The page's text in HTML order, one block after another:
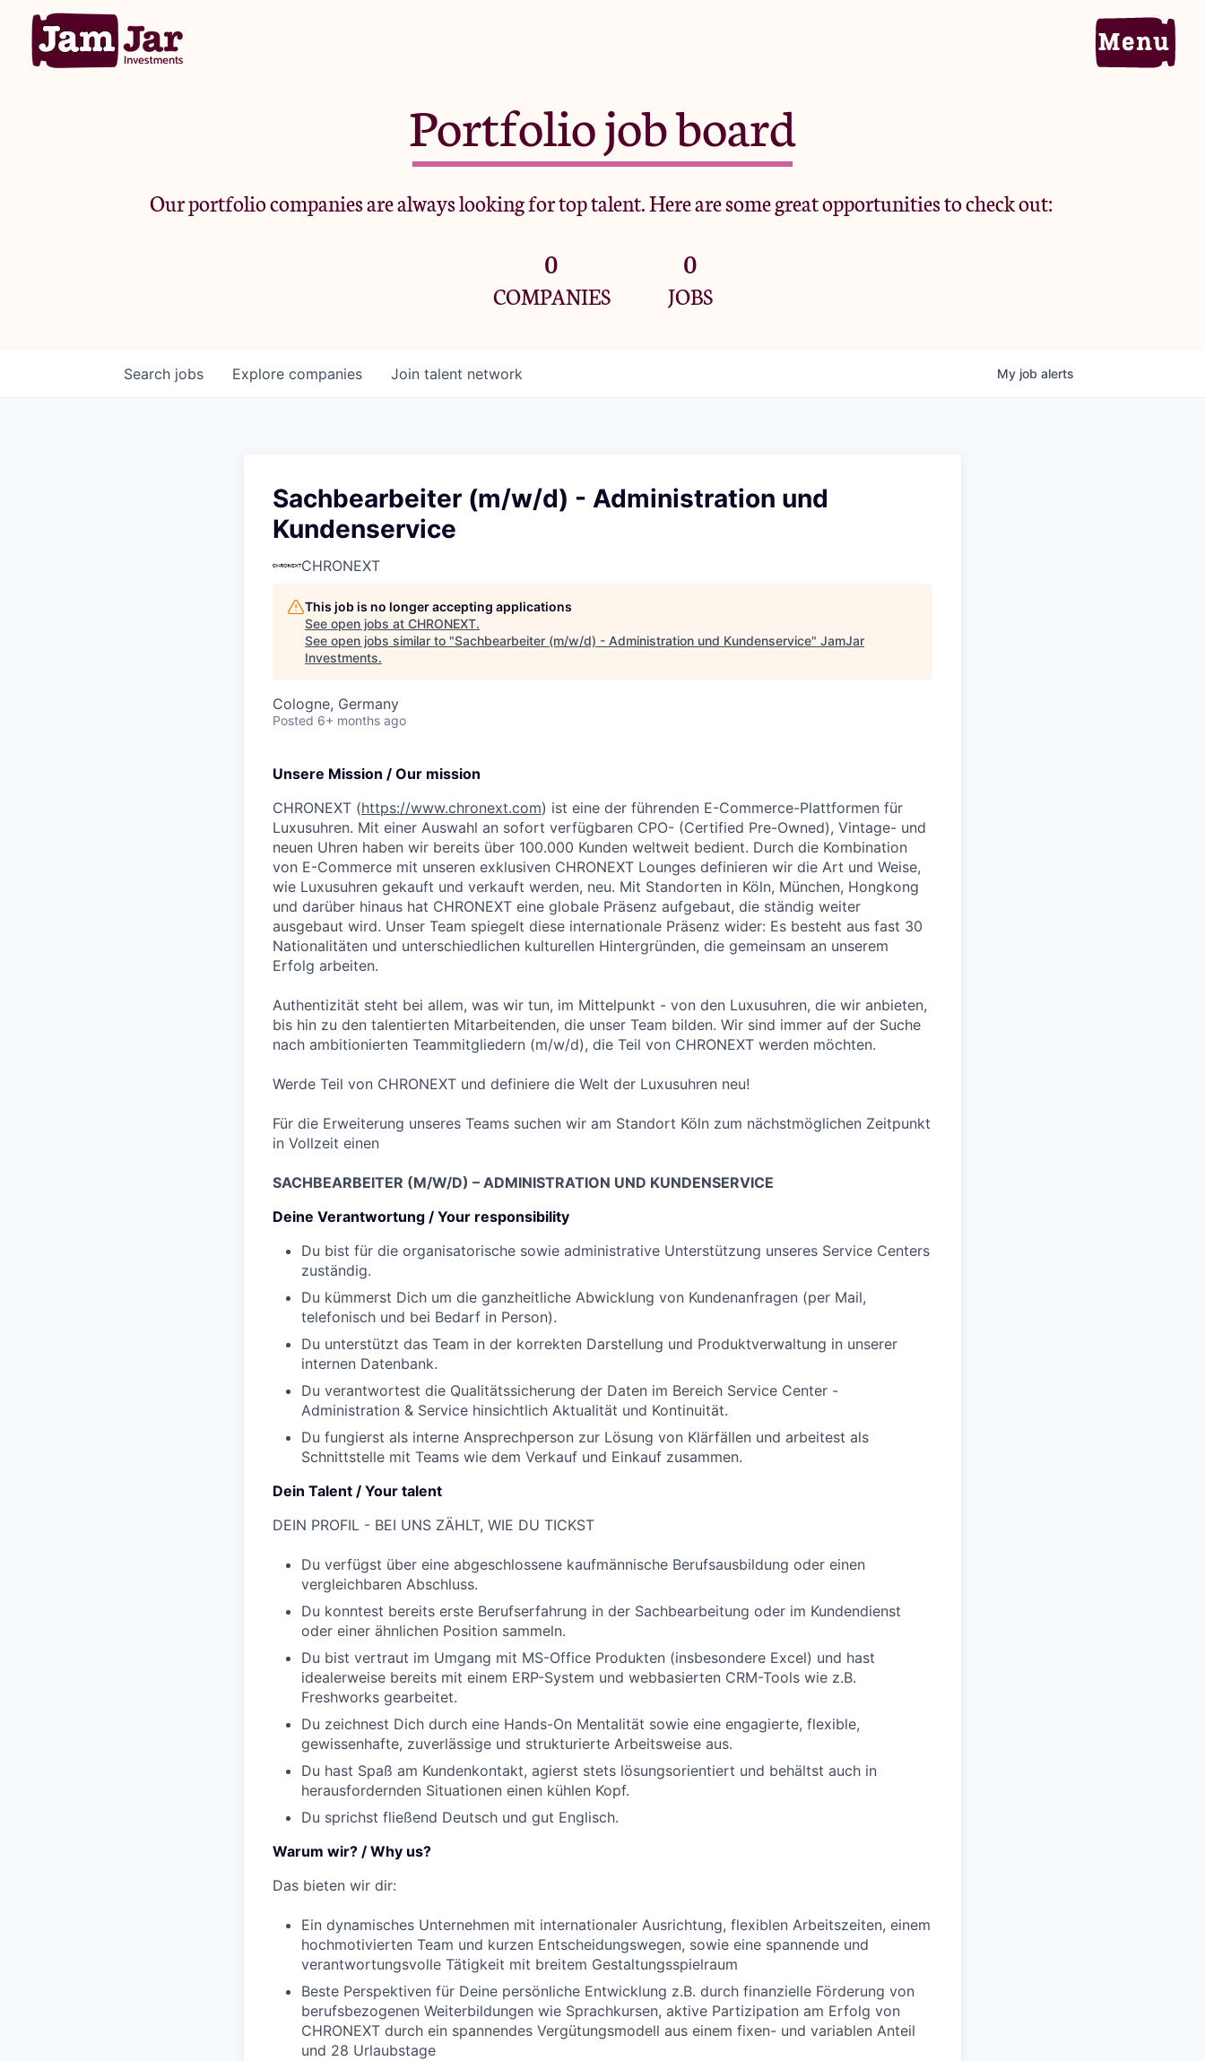
Portfolio
Criteria
Portfolio job board
Our portfolio companies are always looking for top talent. Here are some great opportunities to check out:
0
COMPANIES
0
JOBS
Search jobs Explore companies Join talent network My job alerts
Sachbearbeiter (m/w/d) - Administration und
Kundenservice
CHRONEXT
This job is no longer accepting applications
See open jobs at CHRONEXT.
See open jobs similar to "Sachbearbeiter (m/w/d) - Administration und Kundenservice" JamJar
Investments.
Cologne, Germany
Posted 6+ months ago
Unsere Mission / Our mission
CHRONEXT (https://www.chronext.com) ist eine der führenden E-Commerce-Plattformen für
Luxusuhren. Mit einer Auswahl an sofort verfügbaren CPO- (Certified Pre-Owned), Vintage- und
neuen Uhren haben wir bereits über 100.000 Kunden weltweit bedient. Durch die Kombination
von E-Commerce mit unseren exklusiven CHRONEXT Lounges definieren wir die Art und Weise,
wie Luxusuhren gekauft und verkauft werden, neu. Mit Standorten in Köln, München, Hongkong
und darüber hinaus hat CHRONEXT eine globale Präsenz aufgebaut, die ständig weiter
ausgebaut wird. Unser Team spiegelt diese internationale Präsenz wider: Es besteht aus fast 30
Nationalitäten und unterschiedlichen kulturellen Hintergründen, die gemeinsam an unserem
Erfolg arbeiten.
Authentizität steht bei allem, was wir tun, im Mittelpunkt - von den Luxusuhren, die wir anbieten,
bis hin zu den talentierten Mitarbeitenden, die unser Team bilden. Wir sind immer auf der Suche
nach ambitionierten Teammitgliedern (m/w/d), die Teil von CHRONEXT werden möchten.
Werde Teil von CHRONEXT und definiere die Welt der Luxusuhren neu!
Für die Erweiterung unseres Teams suchen wir am Standort Köln zum nächstmöglichen Zeitpunkt
in Vollzeit einen
SACHBEARBEITER (M/W/D) – ADMINISTRATION UND KUNDENSERVICE
Deine Verantwortung / Your responsibility
Du bist für die organisatorische sowie administrative Unterstützung unseres Service Centers
zuständig.
Du kümmerst Dich um die ganzheitliche Abwicklung von Kundenanfragen (per Mail,
telefonisch und bei Bedarf in Person).
Du unterstützt das Team in der korrekten Darstellung und Produktverwaltung in unserer
internen Datenbank.
Du verantwortest die Qualitätssicherung der Daten im Bereich Service Center -
Administration & Service hinsichtlich Aktualität und Kontinuität.
Du fungierst als interne Ansprechperson zur Lösung von Klärfällen und arbeitest als
Schnittstelle mit Teams wie dem Verkauf und Einkauf zusammen.
Dein Talent / Your talent
DEIN PROFIL - BEI UNS ZÄHLT, WIE DU TICKST
Du verfügst über eine abgeschlossene kaufmännische Berufsausbildung oder einen
vergleichbaren Abschluss.
Du konntest bereits erste Berufserfahrung in der Sachbearbeitung oder im Kundendienst
oder einer ähnlichen Position sammeln.
Du bist vertraut im Umgang mit MS-Office Produkten (insbesondere Excel) und hast
idealerweise bereits mit einem ERP-System und webbasierten CRM-Tools wie z.B.
Freshworks gearbeitet.
Du zeichnest Dich durch eine Hands-On Mentalität sowie eine engagierte, flexible,
gewissenhafte, zuverlässige und strukturierte Arbeitsweise aus.
Du hast Spaß am Kundenkontakt, agierst stets lösungsorientiert und behältst auch in
herausfordernden Situationen einen kühlen Kopf.
Du sprichst fließend Deutsch und gut Englisch.
Warum wir? / Why us?
Das bieten wir dir:
Ein dynamisches Unternehmen mit internationaler Ausrichtung, flexiblen Arbeitszeiten, einem
hochmotivierten Team und kurzen Entscheidungswegen, sowie eine spannende und
verantwortungsvolle Tätigkeit mit breitem Gestaltungsspielraum
Beste Perspektiven für Deine persönliche Entwicklung z.B. durch finanzielle Förderung von
berufsbezogenen Weiterbildungen wie Sprachkursen, aktive Partizipation am Erfolg von
CHRONEXT durch ein spannendes Vergütungsmodell aus einem fixen- und variablen Anteil
und 28 Urlaubstage